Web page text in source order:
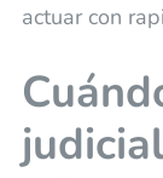
actuar con